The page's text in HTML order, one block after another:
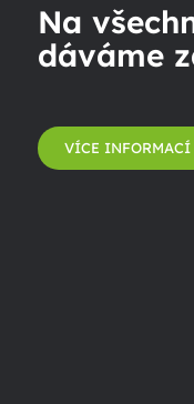
Na
dáváme
VÍCE INFORMACÍ